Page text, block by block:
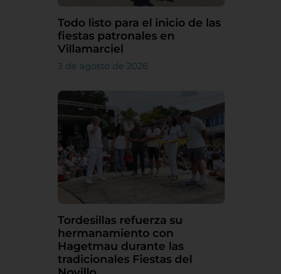
Todo listo para el inicio de las
fiestas patronales en
Villamarciel
3 de agosto de 2026
Tordesillas refuerza su
hermanamiento con
Hagetmau durante las
tradicionales Fiestas del